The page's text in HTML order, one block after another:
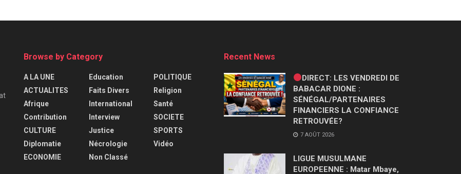
Browse by Category
A LA UNE
ACTUALITES
Afrique
Contribution
CULTURE
Diplomatie
ECONOMIE
Education
Faits Divers
International
Interview
Justice
Nécrologie
Non Classé
POLITIQUE
Religion
Santé
SOCIETE
SPORTS
Vidéo
Recent News
DIRECT: LES VENDREDI DE
BABACAR DIONE :
SÉNÉGAL/PARTENAIRES
FINANCIERS LA CONFIANCE
RETROUVÉE?
7 AOÛT 2026
LIGUE MUSULMANE
EUROPEENNE : Matar Mbaye,